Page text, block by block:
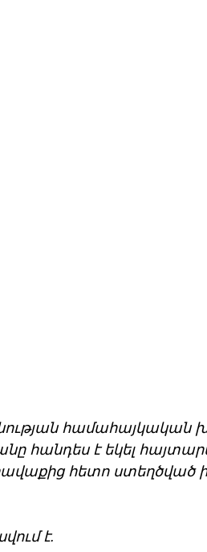
համահայկական
հանդես է եկել
հետո ստեղծված
է.